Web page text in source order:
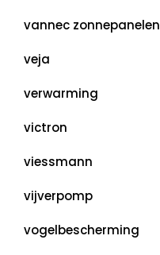
vannec zonnepanelen
veja
verwarming
victron
viessmann
vijverpomp
vogelbescherming